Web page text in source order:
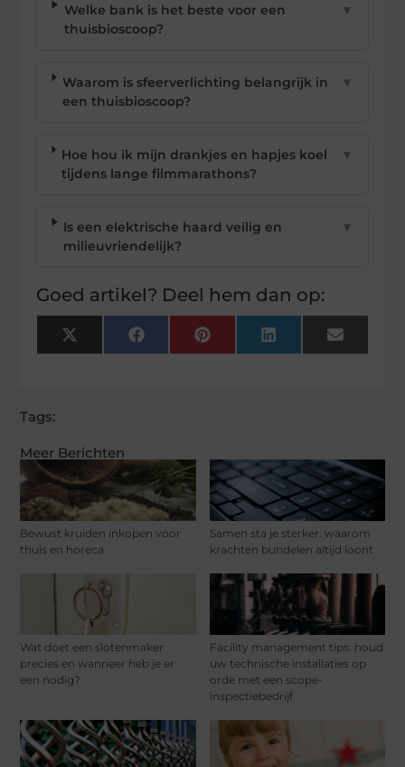
Meer Berichten
Bewust kruiden inkopen voor
thuis en horeca
Samen sta je sterker: waarom
krachten bundelen altijd loont
Wat doet een slotenmaker
precies en wanneer heb je er
een nodig?
Facility management tips: houd
uw technische installaties op
orde met een scope-
inspectiebedrijf
Welke bank is het beste voor een
thuisbioscoop?
▼
Waarom is sfeerverlichting belangrijk in
een thuisbioscoop?
▼
Hoe hou ik mijn drankjes en hapjes koel
tijdens lange filmmarathons?
▼
Is een elektrische haard veilig en
milieuvriendelijk?
▼
Goed artikel? Deel hem dan op:
X
(Twitter)
FacebookPinterest LinkedIn Email
Tags: